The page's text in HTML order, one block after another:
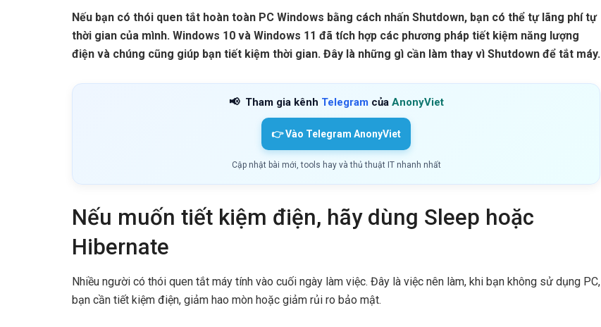
Nếu bạn có thói quen tắt hoàn toàn PC Windows bằng cách nhấn Shutdown, bạn có thể tự lãng phí tự
thời gian của mình. Windows 10 và Windows 11 đã tích hợp các phương pháp tiết kiệm năng lượng
điện và chúng cũng giúp bạn tiết kiệm thời gian. Đây là những gì cần làm thay vì Shutdown để tắt máy.
📢 Tham gia kênh Telegram của AnonyViet
👉 Vào Telegram AnonyViet
Cập nhật bài mới, tools hay và thủ thuật IT nhanh nhất
Nếu muốn tiết kiệm điện, hãy dùng Sleep hoặc
Hibernate
Nhiều người có thói quen tắt máy tính vào cuối ngày làm việc. Đây là việc nên làm, khi bạn không sử dụng PC,
bạn cần tiết kiệm điện, giảm hao mòn hoặc giảm rủi ro bảo mật.